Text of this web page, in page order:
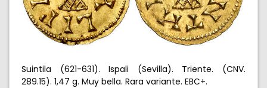
Suintila (621-631). Ispali (Sevilla). Triente. (CNV.
289.15). 1,47 g. Muy bella. Rara variante. EBC+.